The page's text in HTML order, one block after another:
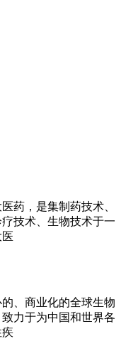
药，是集制药技术、
技术、生物技术于一
、商业化的全球生物
力于为中国和世界各
疾